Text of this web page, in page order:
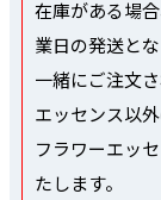
在庫がある場
業日の発送と
一緒にご注文
エッセンス以
フラワーエッ
たします。